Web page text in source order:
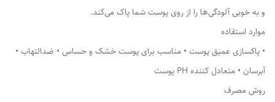
و به خوبی آلودگی‌ها را از روی پوست شما پاک می‌کند.
موارد استفاده
• پاکسازی عمیق پوست • مناسب برای پوست خشک و حساس • ضدالتهاب •
آبرسان • متعادل کننده PH پوست
روش مصرف